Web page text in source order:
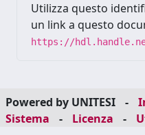
Utilizza questo
un link a questo
https://
Powered by UNITESI -
Sistema
- Licenza -